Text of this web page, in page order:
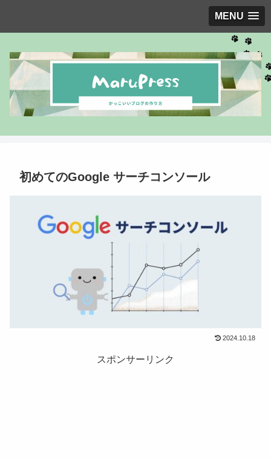
MENU
初めてのGoogle サーチコンソール
2024.10.18
スポンサーリンク